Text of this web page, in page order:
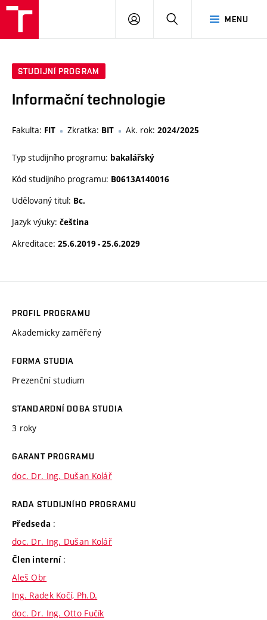
MENU
PŘIHLÁSIT
STUDIJNÍ PROGRAM
Informační technologie
Fakulta: FIT Zkratka: BIT Ak. rok: 2024/2025
Typ studijního programu: bakalářský
Kód studijního programu: B0613A140016
Udělovaný titul: Bc.
Jazyk výuky: čeština
Akreditace: 25.6.2019 - 25.6.2029
PROFIL PROGRAMU
Akademicky zaměřený
FORMA STUDIA
Prezenční studium
STANDARDNÍ DOBA STUDIA
3 roky
GARANT PROGRAMU
doc. Dr. Ing. Dušan Kolář
RADA STUDIJNÍHO PROGRAMU
Předseda :
doc. Dr. Ing. Dušan Kolář
Člen interní :
Aleš Obr
Ing. Radek Kočí, Ph.D.
doc. Dr. Ing. Otto Fučík